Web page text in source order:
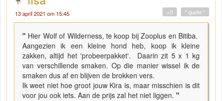
13 april 2021 om 15:45 " quote "
+0
" Hier Wolf of Wilderness, te koop bij Zooplus en Bitiba.
Aangezien ik een kleine hond heb, koop ik kleine
zakken, altijd het 'probeerpakket'. Daarin zit 5 x 1 kg
van verschillende smaken. Op die manier wissel ik de
smaken dus af en blijven de brokken vers.
Ik weet niet hoe groot jouw Kira is, maar misschien is dit
voor jou ook iets. Aan de prijs zal het niet liggen. "